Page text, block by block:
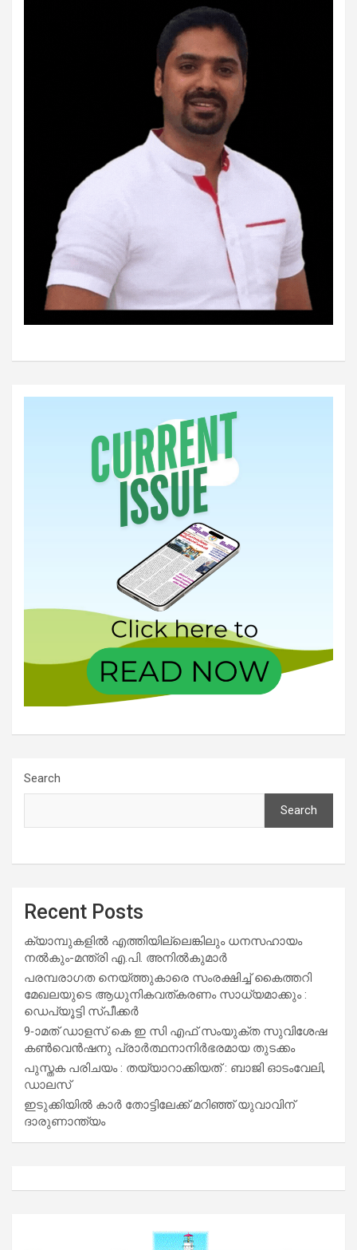
Search
Search
Recent Posts
ക്യാമ്പുകളിൽ എത്തിയില്ലെങ്കിലും ധനസഹായം
നൽകും-മന്ത്രി എ.പി. അനിൽകുമാർ
പരമ്പരാഗത നെയ്ത്തുകാരെ സംരക്ഷിച്ച് കൈത്തറി
മേഖലയുടെ ആധുനികവത്കരണം സാധ്യമാക്കും :
ഡെപ്യൂട്ടി സ്പീക്കർ
9-ാമത് ഡാളസ് കെ ഇ സി എഫ് സംയുക്ത സുവിശേഷ
കൺവെൻഷനു പ്രാർത്ഥനാനിർഭരമായ തുടക്കം
പുസ്തക പരിചയം : തയ്യാറാക്കിയത് : ബാജി ഓടംവേലി,
ഡാലസ്
ഇടുക്കിയിൽ കാർ തോട്ടിലേക്ക് മറിഞ്ഞ് യുവാവിന്
ദാരുണാന്ത്യം